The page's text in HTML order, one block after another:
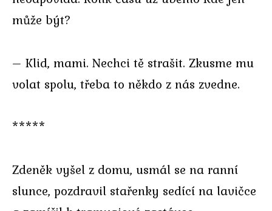
může být?
– Klid, mami. Nechci tě strašit. Zkusme mu
volat spolu, třeba to někdo z nás zvedne.
*****
Zdeněk vyšel z domu, usmál se na ranní
slunce, pozdravil stařenky sedící na lavičce